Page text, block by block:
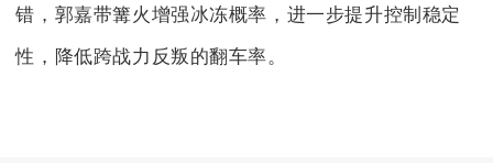
错，郭嘉带篝火增强冰冻概率，进一步提升控制稳定
性，降低跨战力反叛的翻车率。